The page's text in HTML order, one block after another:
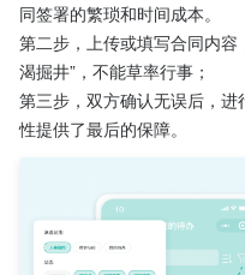
同签署的繁琐和时间成本。
第二步，上传或填写合同内容
渴掘井”，不能草率行事；
第三步，双方确认无误后，
性提供了最后的保障。